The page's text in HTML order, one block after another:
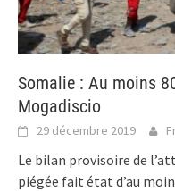
Somalie : Au moins
Mogadiscio
29 décembre 2019
Le bilan provisoire de
piégée fait état d’au